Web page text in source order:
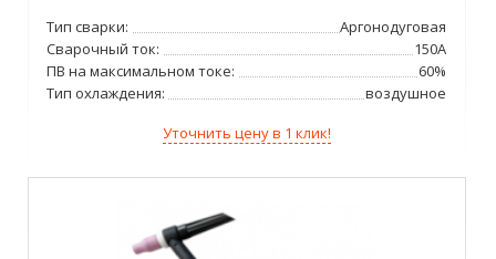
Тип сварки:
Аргонодуговая
Сварочный ток:
150А
ПВ на максимальном токе:
60%
Тип охлаждения:
воздушное
Уточнить цену в 1 клик!